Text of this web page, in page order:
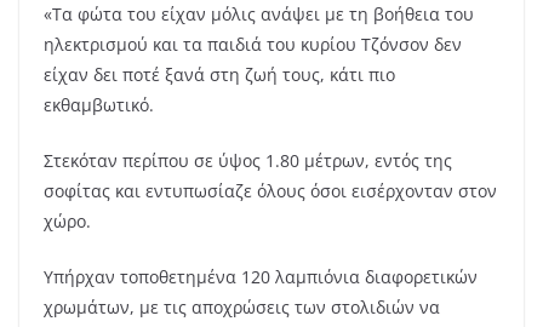
«Τα φώτα του είχαν μόλις ανάψει με τη βοήθεια του
ηλεκτρισμού και τα παιδιά του κυρίου Τζόνσον δεν
είχαν δει ποτέ ξανά στη ζωή τους, κάτι πιο
εκθαμβωτικό.
Στεκόταν περίπου σε ύψος 1.80 μέτρων, εντός της
σοφίτας και εντυπωσίαζε όλους όσοι εισέρχονταν στον
χώρο.
Υπήρχαν τοποθετημένα 120 λαμπιόνια διαφορετικών
χρωμάτων, με τις αποχρώσεις των στολιδιών να